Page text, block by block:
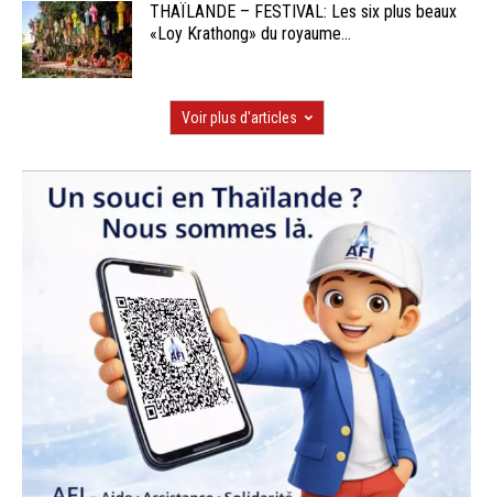
THAÏLANDE – FESTIVAL: Les six plus beaux
«Loy Krathong» du royaume...
Voir plus d'articles